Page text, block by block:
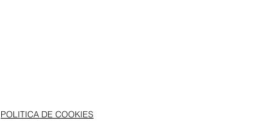
POLITICA DE COOKIES